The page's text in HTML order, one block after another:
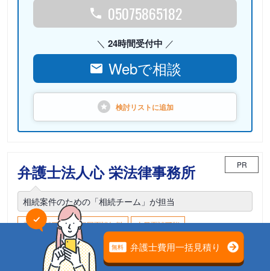
05075865182
24時間受付中
Webで相談
検討リストに追加
弁護士法人心 栄法律事務所 PR
相続案件のための「相続チーム」が担当
電話相談可能 初回面談無料
土日面談可能
18時以降面談可能